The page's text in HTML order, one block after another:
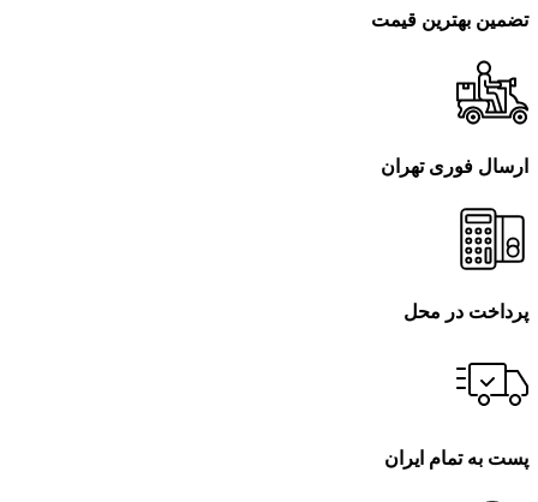
تضمین بهترین قیمت
ارسال فوری تهران
پرداخت در محل
پست به تمام ایران